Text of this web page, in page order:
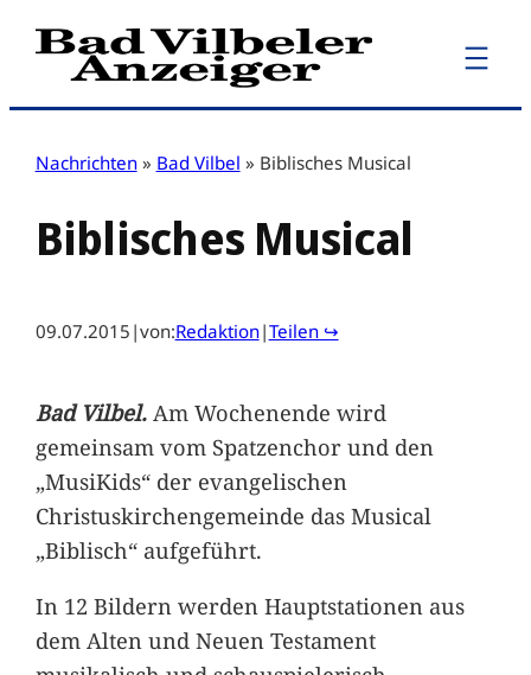
Zum
Inhalt
Nachrichten » Bad Vilbel » Biblisches Musical
Biblisches Musical
09.07.2015 |von:Redaktion|Teilen ↪
Bad Vilbel.Am Wochenende wird
gemeinsam vom Spatzenchor und den
„MusiKids“ der evangelischen
Christuskirchengemeinde das Musical
„Biblisch“ aufgeführt.
In 12 Bildern werden Hauptstationen aus
dem Alten und Neuen Testament